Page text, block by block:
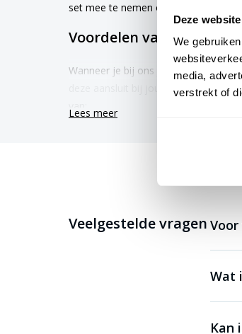
Deze
We
media,
verstrekt of
set mee te nemen op locatie.
Voordelen van een
Wanneer je bij ons jouw stokkenset
deze aansluit bij jouw beachvlag
Lees meer
Veelgestelde vragen
Wat
Kan